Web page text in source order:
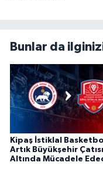
Bunlar da
Kipaş İstiklal Basketbol
Artık Büyükşehir Çatısı
Altında Mücadele